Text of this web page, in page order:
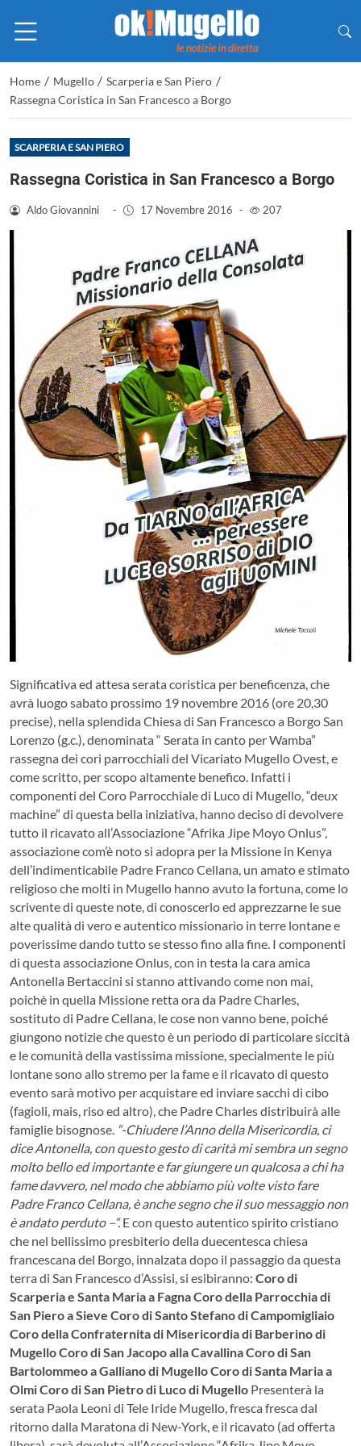
Home / Mugello / Scarperia e San Piero /
Rassegna Coristica in San Francesco a Borgo
SCARPERIA E SAN PIERO
Rassegna Coristica in San Francesco a Borgo
Aldo Giovannini - 17 Novembre 2016 - 207
Significativa ed attesa serata coristica per beneficenza, che
avrà luogo sabato prossimo 19 novembre 2016 (ore 20,30
precise), nella splendida Chiesa di San Francesco a Borgo San
Lorenzo (g.c.), denominata “ Serata in canto per Wamba”
rassegna dei cori parrocchiali del Vicariato Mugello Ovest, e
come scritto, per scopo altamente benefico. Infatti i
componenti del Coro Parrocchiale di Luco di Mugello, “deux
machine” di questa bella iniziativa, hanno deciso di devolvere
tutto il ricavato all’Associazione “Afrika Jipe Moyo Onlus”,
associazione com’è noto si adopra per la Missione in Kenya
dell’indimenticabile Padre Franco Cellana, un amato e stimato
religioso che molti in Mugello hanno avuto la fortuna, come lo
scrivente di queste note, di conoscerlo ed apprezzarne le sue
alte qualità di vero e autentico missionario in terre lontane e
poverissime dando tutto se stesso fino alla fine. I componenti
di questa associazione Onlus, con in testa la cara amica
Antonella Bertaccini si stanno attivando come non mai,
poichè in quella Missione retta ora da Padre Charles,
sostituto di Padre Cellana, le cose non vanno bene, poiché
giungono notizie che questo è un periodo di particolare siccità
e le comunità della vastissima missione, specialmente le più
lontane sono allo stremo per la fame e il ricavato di questo
evento sarà motivo per acquistare ed inviare sacchi di cibo
(fagioli, mais, riso ed altro), che Padre Charles distribuirà alle
famiglie bisognose. “-Chiudere l’Anno della Misericordia, ci
dice Antonella, con questo gesto di carità mi sembra un segno
molto bello ed importante e far giungere un qualcosa a chi ha
fame davvero, nel modo che abbiamo più volte visto fare
Padre Franco Cellana, è anche segno che il suo messaggio non
è andato perduto –“.E con questo autentico spirito cristiano
che nel bellissimo presbiterio della duecentesca chiesa
francescana del Borgo, innalzata dopo il passaggio da questa
terra di San Francesco d’Assisi, si esibiranno: Coro di
Scarperia e Santa Maria a FagnaCoro della Parrocchia di
San Piero a Sieve Coro di Santo Stefano di Campomigliaio
Coro della Confraternita di Misericordia di Barberino di
MugelloCoro di San Jacopo alla CavallinaCoro di San
Bartolommeo a Galliano di MugelloCoro di Santa Maria a
OlmiCoro di San Pietro di Luco di Mugello Presenterà la
serata Paola Leoni di Tele Iride Mugello, fresca fresca dal
ritorno dalla Maratona di New-York, e il ricavato (ad offerta